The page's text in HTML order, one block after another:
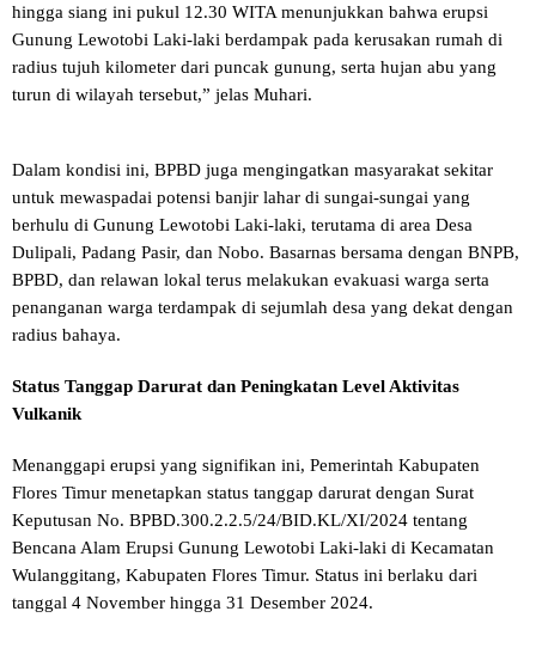
hingga siang ini pukul 12.30 WITA menunjukkan bahwa erupsi
Gunung Lewotobi Laki-laki berdampak pada kerusakan rumah di
radius tujuh kilometer dari puncak gunung, serta hujan abu yang
turun di wilayah tersebut,” jelas Muhari.
Dalam kondisi ini, BPBD juga mengingatkan masyarakat sekitar
untuk mewaspadai potensi banjir lahar di sungai-sungai yang
berhulu di Gunung Lewotobi Laki-laki, terutama di area Desa
Dulipali, Padang Pasir, dan Nobo. Basarnas bersama dengan BNPB,
BPBD, dan relawan lokal terus melakukan evakuasi warga serta
penanganan warga terdampak di sejumlah desa yang dekat dengan
radius bahaya.
Status Tanggap Darurat dan Peningkatan Level Aktivitas
Vulkanik
Menanggapi erupsi yang signifikan ini, Pemerintah Kabupaten
Flores Timur menetapkan status tanggap darurat dengan Surat
Keputusan No. BPBD.300.2.2.5/24/BID.KL/XI/2024 tentang
Bencana Alam Erupsi Gunung Lewotobi Laki-laki di Kecamatan
Wulanggitang, Kabupaten Flores Timur. Status ini berlaku dari
tanggal 4 November hingga 31 Desember 2024.